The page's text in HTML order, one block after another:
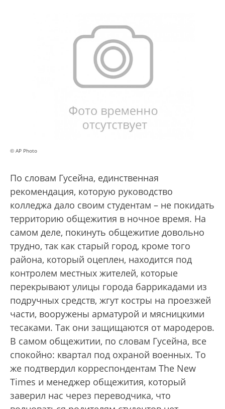
© AP Photo
По словам Гусейна, единственная
рекомендация, которую руководство
колледжа дало своим студентам – не покидать
территорию общежития в ночное время. На
самом деле, покинуть общежитие довольно
трудно, так как старый город, кроме того
района, который оцеплен, находится под
контролем местных жителей, которые
перекрывают улицы города баррикадами из
подручных средств, жгут костры на проезжей
части, вооружены арматурой и мясницкими
тесаками. Так они защищаются от мародеров.
В самом общежитии, по словам Гусейна, все
спокойно: квартал под охраной военных. То
же подтвердил корреспондентам The New
Times и менеджер общежития, который
заверил нас через переводчика, что